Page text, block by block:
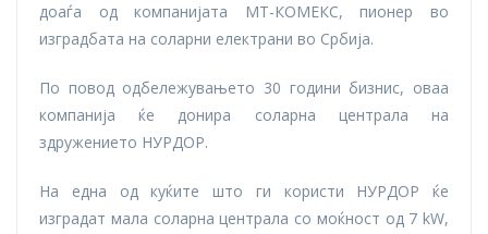
доаѓа од компанијата МТ-КОМЕКС, пионер во
изградбата на соларни електрани во Србија.
По повод одбележувањето 30 години бизнис, оваа
компанија ќе донира соларна централа на
здружението НУРДОР.
На една од куќите што ги користи НУРДОР ќе
изградат мала соларна централа со моќност од 7 kW,